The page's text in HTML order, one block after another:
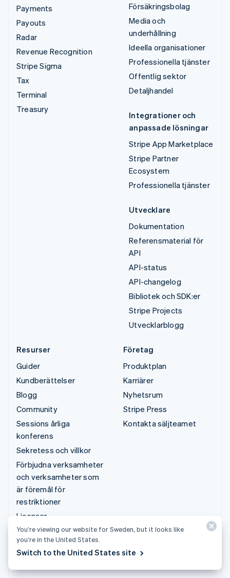
Payments
Payouts
Radar
Revenue Recognition
Stripe Sigma
Tax
Terminal
Treasury
Försäkringsbolag
Media och
underhållning
Ideella organisationer
Professionella tjänster
Offentlig sektor
Detaljhandel
Integrationer och
anpassade lösningar
Stripe App Marketplace
Stripe Partner
Ecosystem
Professionella tjänster
Utvecklare
Dokumentation
Referensmaterial för
API
API-status
API-changelog
Bibliotek och SDK:er
Stripe Projects
Utvecklarblogg
Resurser
Guider
Kundberättelser
Blogg
Community
Sessions årliga
konferens
Sekretess och villkor
Förbjudna verksamheter
och verksamheter som
är föremål för
restriktioner
Licenser
Sitemap
Cookie-inställningar
Fler resurser
Företag
Produktplan
Karriärer
Nyhetsrum
Stripe Press
Kontakta säljteamet
You’re viewing our website for Sweden, but it looks like
you’re in the United States.
Switch to the United States site